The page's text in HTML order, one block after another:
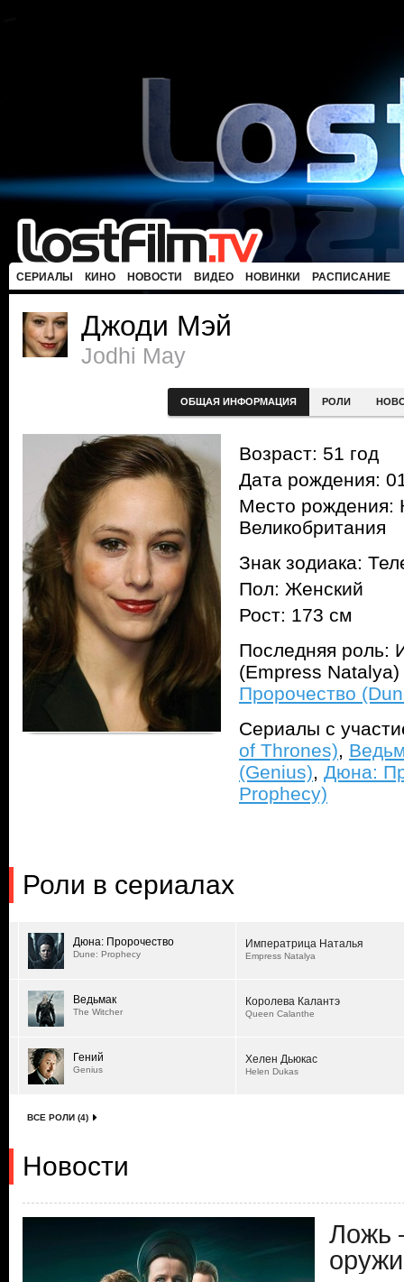
СЕРИАЛЫ КИНО НОВОСТИ ВИДЕО НОВИНКИ РАСПИСАНИЕ
Джоди Мэй
Jodhi May
ОБЩАЯ ИНФОРМАЦИЯ РОЛИ
Возраст: 51 год
Дата рождения:
Место рождения:
Великобритания
Знак зодиака:
Пол: Женский
Рост: 173 см
Последняя роль:
(Empress
Пророчество
Сериалы с
of Thrones),
(Genius), Дюна:
Prophecy)
Роли в сериалах
Дюна: Пророчество
Dune: Prophecy
Императрица Наталья
Empress Natalya
Ведьмак
The Witcher
Королева Калантэ
Queen Calanthe
Гений
Genius
Хелен Дьюкас
Helen Dukas
ВСЕ РОЛИ (4)
Новости
Ложь